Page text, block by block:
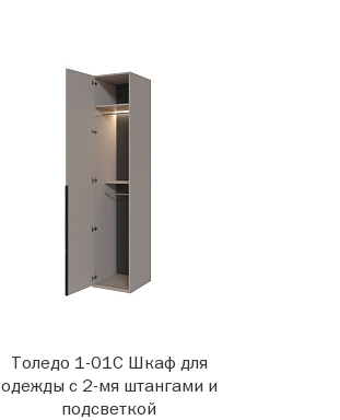
Толедо 1-01С Шкаф для
одежды с 2-мя штангами и
подсветкой